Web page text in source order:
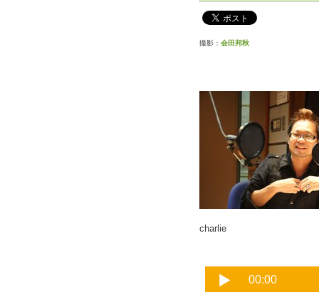
撮影： 会田邦秋
charlie 二